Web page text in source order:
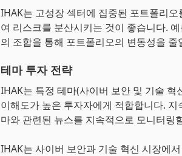
IHAK는 고성장 섹터에 집중된 포트폴리
여 리스크를 분산시키는 것이 좋습니다.
의 조합을 통해 포트폴리오의 변동성을 줄
테마 투자 전략
IHAK는 특정 테마(사이버 보안 및 기술
이해도가 높은 투자자에게 적합합니다.
마와 관련된 뉴스를 지속적으로 모니터링
IHAK는 사이버 보안과 기술 혁신 시장에